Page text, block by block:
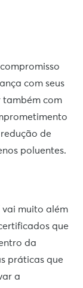
com seus
também com
de
poluentes.
vai muito além
que
da
práticas que
a